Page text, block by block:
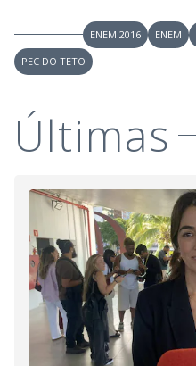
ENEM 2016 ENEM
PEC DO TETO
Últimas